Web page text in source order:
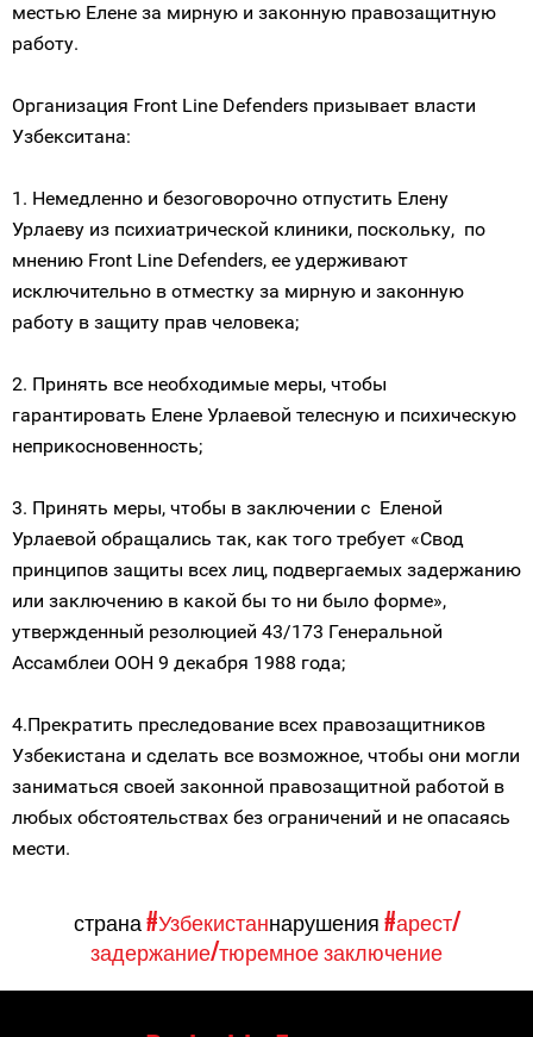
местью Елене за мирную и законную правозащитную
работу.
Организация Front Line Defenders призывает власти
Узбекситана:
1. Немедленно и безоговорочно отпустить Елену
Урлаеву из психиатрической клиники, поскольку, по
мнению Front Line Defenders, ее удерживают
исключительно в отместку за мирную и законную
работу в защиту прав человека;
2. Принять все необходимые меры, чтобы
гарантировать Елене Урлаевой телесную и психическую
неприкосновенность;
3. Принять меры, чтобы в заключении с Еленой
Урлаевой обращались так, как того требует «Свод
принципов защиты всех лиц, подвергаемых задержанию
или заключению в какой бы то ни было форме»,
утвержденный резолюцией 43/173 Генеральной
Ассамблеи ООН 9 декабря 1988 года;
4.Прекратить преследование всех правозащитников
Узбекистана и сделать все возможное, чтобы они могли
заниматься своей законной правозащитной работой в
любых обстоятельствах без ограничений и не опасаясь
мести.
страна#Узбекистаннарушения#арест/
задержание/тюремное заключение